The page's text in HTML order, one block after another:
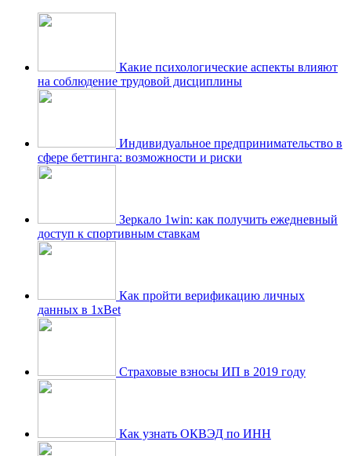
Какие психологические аспекты влияют
на соблюдение трудовой дисциплины
Индивидуальное предпринимательство в
сфере беттинга: возможности и риски
Зеркало 1win: как получить ежедневный
доступ к спортивным ставкам
Как пройти верификацию личных
данных в 1xBet
Страховые взносы ИП в 2019 году
Как узнать ОКВЭД по ИНН